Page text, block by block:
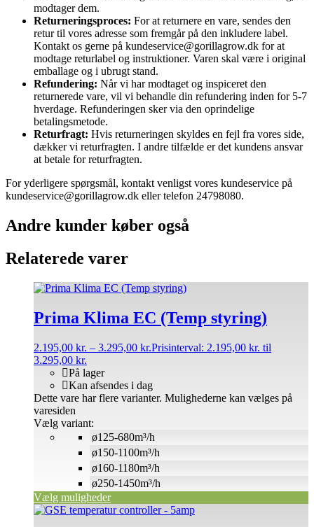
modtager dem.
Returneringsproces: For at returnere en vare, sendes den
retur til vores adresse som fremgår på den inkludere label.
Kontakt os gerne på kundeservice@gorillagrow.dk for at
modtage returlabel og instruktioner. Varen skal være i original
emballage og i ubrugt stand.
Refundering: Når vi har modtaget og inspiceret den
returnerede vare, vil vi behandle din refundering inden for 5-7
hverdage. Refunderingen sker via den oprindelige
betalingsmetode.
Returfragt: Hvis returneringen skyldes en fejl fra vores side,
dækker vi returfragten. I andre tilfælde er det kundens ansvar
at betale for returfragten.
For yderligere spørgsmål, kontakt venligst vores kundeservice på
kundeservice@gorillagrow.dk eller telefon 24798080.
Andre kunder køber også
Relaterede varer
Prima Klima EC (Temp styring)
2.195,00 kr. – 3.295,00 kr.Prisinterval: 2.195,00 kr. til
3.295,00 kr.
På lager
Kan afsendes i dag
Vælg variant:
Vælg muligheder
Dette vare har flere varianter. Mulighederne kan vælges på
varesiden
ø125-680m³/h
ø150-1100m³/h
ø160-1180m³/h
ø250-1450m³/h